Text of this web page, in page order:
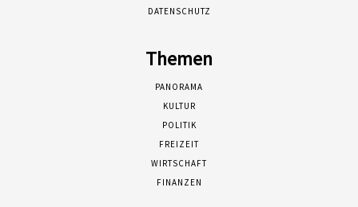
DATENSCHUTZ
Themen
PANORAMA
KULTUR
POLITIK
FREIZEIT
WIRTSCHAFT
FINANZEN